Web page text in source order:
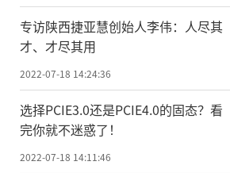
专访陕西捷亚慧创始人李伟：人尽其
才、才尽其用
2022-07-18 14:24:36
选择PCIE3.0还是PCIE4.0的固态？看
完你就不迷惑了！
2022-07-18 14:11:46